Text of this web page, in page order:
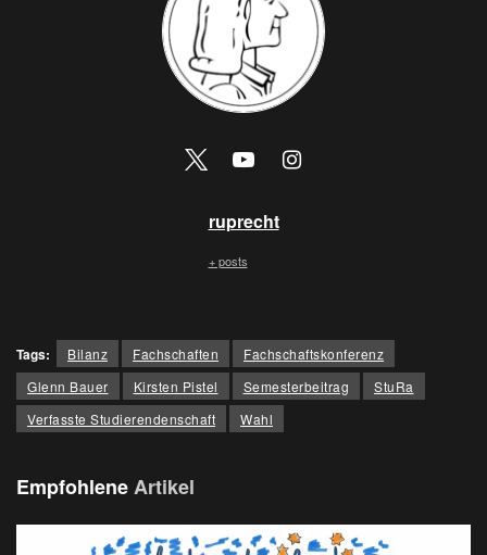
ruprecht
+ posts
Tags: Bilanz Fachschaften
Fachschaftskonferenz
Glenn Bauer
Kirsten Pistel Semesterbeitrag
StuRa
Verfasste Studierendenschaft
Wahl
EmpfohleneArtikel